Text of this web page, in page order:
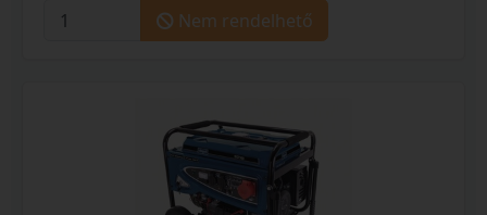
Nem rendelhető